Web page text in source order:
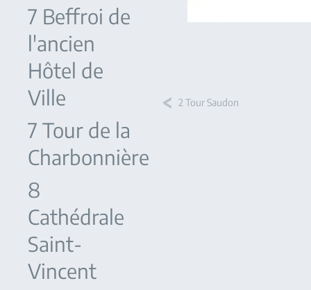
7 Beffroi de
l'ancien
Hôtel de
Ville
7 Tour de la
Charbonnière
8
Cathédrale
Saint-
Vincent
2 Tour Saudon